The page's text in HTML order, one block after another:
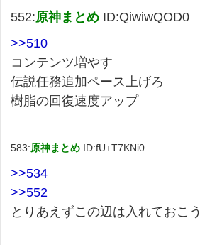
552:原神まとめ ID:QiwiwQOD0
>>510
コンテンツ増やす
伝説任務追加ペース上げろ
樹脂の回復速度アップ
583:原神まとめ ID:fU+T7KNi0
>>534
>>552
とりあえずこの辺は入れておこう